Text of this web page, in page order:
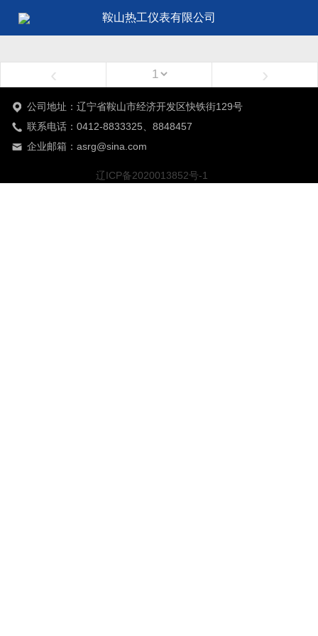
鞍山热工仪表有限公司
‹ ›
公司地址：辽宁省鞍山市经济开发区快铁街129号
联系电话：0412-8833325、8848457
企业邮箱：asrg@sina.com
辽ICP备2020013852号-1